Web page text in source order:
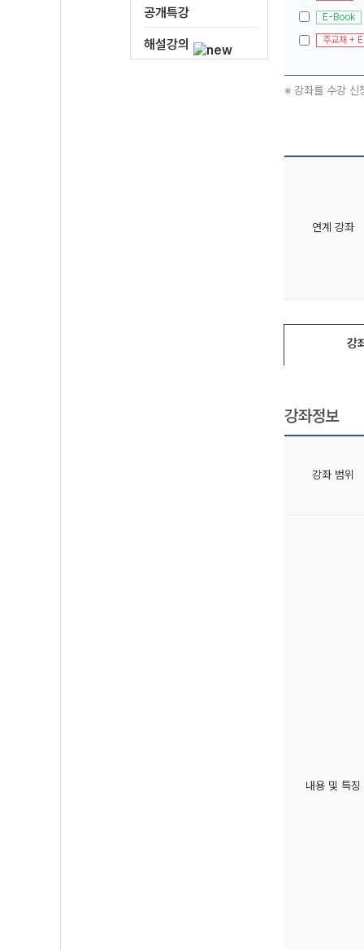
공개특강
해설강의
E-Book
주교재 +
※ 강좌를 수강 신
연계 강좌
강
강좌정보
강좌 범위
내용 및 특징